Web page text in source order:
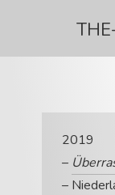
2019
–
–